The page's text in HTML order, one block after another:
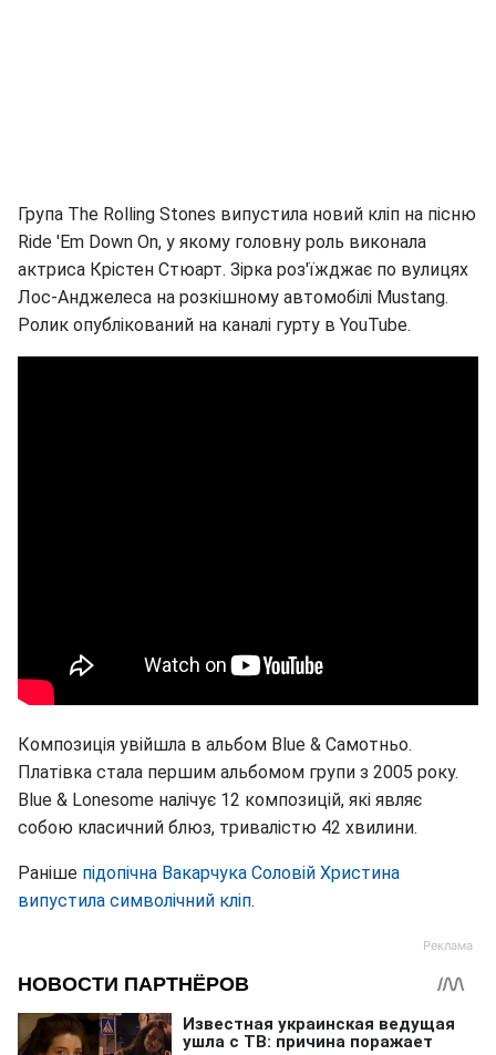
Група The Rolling Stones випустила новий кліп на пісню
Ride 'Em Down On, у якому головну роль виконала
актриса Крістен Стюарт. Зірка роз'їжджає по вулицях
Лос-Анджелеса на розкішному автомобілі Mustang.
Ролик опублікований на каналі гурту в YouTube.
Композиція увійшла в альбом Blue & Самотньо.
Платівка стала першим альбомом групи з 2005 року.
Blue & Lonesome налічує 12 композицій, які являє
собою класичний блюз, тривалістю 42 хвилини.
Раніше підопічна Вакарчука Соловій Христина
випустила символічний кліп.